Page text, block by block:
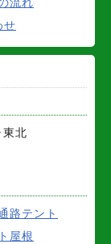
せ
東北
路テント
屋根